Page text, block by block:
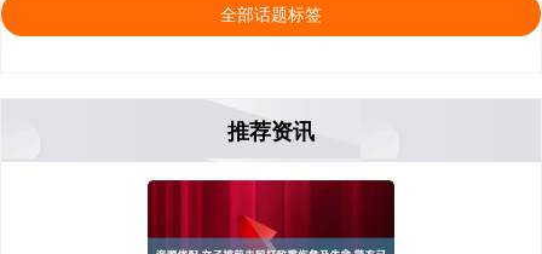
全部话题标签
推荐资讯